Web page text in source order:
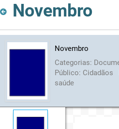
Novembro
Novembro
Categorias:
Público: Cidadãos
saúde